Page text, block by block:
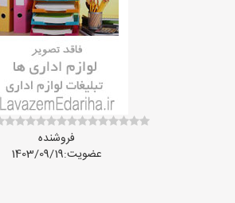
فروشنده
عضویت:1403/09/19